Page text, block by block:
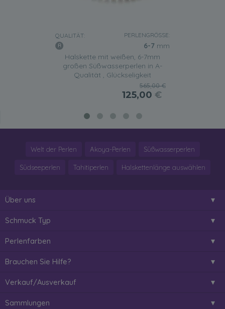
QUALITÄT: PERLENGRÖSSE:
6-7 mm
Halskette mit weißen, 6-7mm
großen Süßwasserperlen in A-
Qualität , Glückseligkeit
565,00 €
125,00 €
Welt der Perlen Akoya-Perlen Süßwasserperlen
Südseeperlen Tahitiperlen Halskettenlänge auswählen
Über uns
Schmuck Typ
Perlenfarben
Brauchen Sie Hilfe?
Verkauf/Ausverkauf
Sammlungen